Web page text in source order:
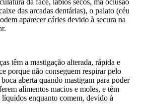
das arcadas dentárias), o palato (céu
aparecer cáries devido à secura na
têm a mastigação alterada, rápida e
porque não conseguem respirar pelo
aberta quando mastigam para poder
alimentos macios e moles, e têm
enquanto comem, devido à